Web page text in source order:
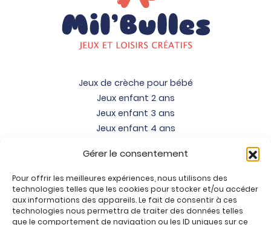
Gérer le consentement
Pour offrir les meilleures expériences, nous utilisons des
technologies telles que les cookies pour stocker et/ou accéder
aux informations des appareils. Le fait de consentir à ces
technologies nous permettra de traiter des données telles
que le comportement de navigation ou les ID uniques sur ce
Jeux de crèche pour bébé
Jeux enfant 2 ans
Jeux enfant 3 ans
Jeux enfant 4 ans
Jeux enfant 6 ans
Jeux enfant 7 ans
Jeux enfant 8 ans
Jeux enfant 9 ans
Jeux enfant 10 ans